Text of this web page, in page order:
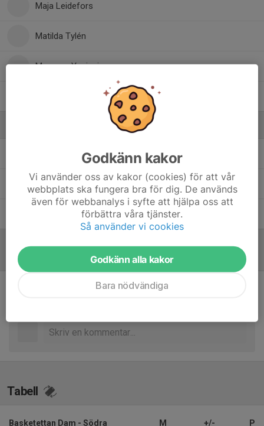
Maja Leidefors
Matilda Tylén
Maureen Yuninui
Francisco Barrios Pinto
Kevin ImanAssisterande tränare
Nenus JidahLagledare
Referat
Tabell
Basketettan Dam - Södra M +/- P
Godkänn kakor
Vi använder oss av kakor (cookies) för att vår
webbplats ska fungera bra för dig. De används
även för webbanalys i syfte att hjälpa oss att
förbättra våra tjänster.
Så använder vi cookies
Godkänn alla kakor
Bara nödvändiga